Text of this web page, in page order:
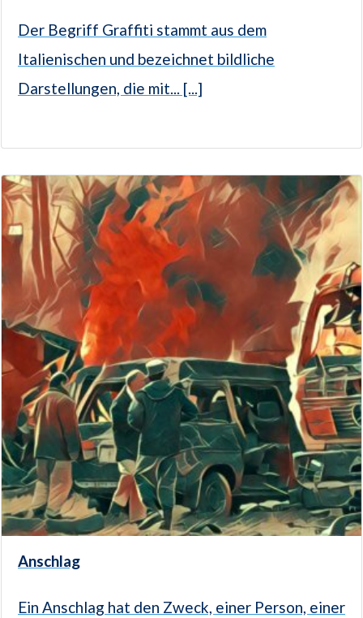
Der Begriff Graffiti stammt aus dem
Italienischen und bezeichnet bildliche
Darstellungen, die mit... [...]
Anschlag
Ein Anschlag hat den Zweck, einer Person, einer